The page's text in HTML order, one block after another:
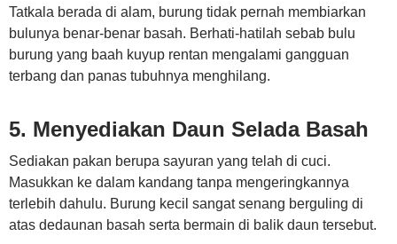
Tatkala berada di alam, burung tidak pernah membiarkan
bulunya benar-benar basah. Berhati-hatilah sebab bulu
burung yang baah kuyup rentan mengalami gangguan
terbang dan panas tubuhnya menghilang.
5. Menyediakan Daun Selada Basah
Sediakan pakan berupa sayuran yang telah di cuci.
Masukkan ke dalam kandang tanpa mengeringkannya
terlebih dahulu. Burung kecil sangat senang berguling di
atas dedaunan basah serta bermain di balik daun tersebut.